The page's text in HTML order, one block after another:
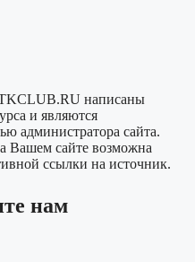
написаны
и являются
администратора сайта.
Вашем сайте возможна
ссылки на источник.
нам